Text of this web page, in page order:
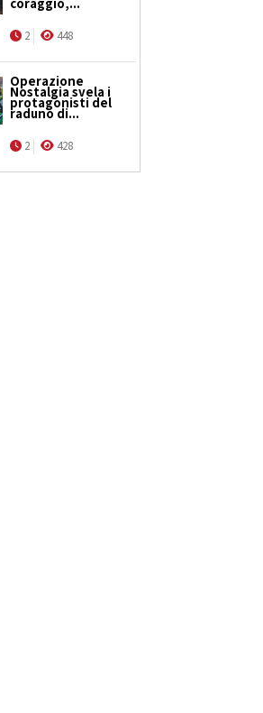
coraggio,...
2 448
Operazione
Nostalgia svela i
protagonisti del
raduno di...
2 428